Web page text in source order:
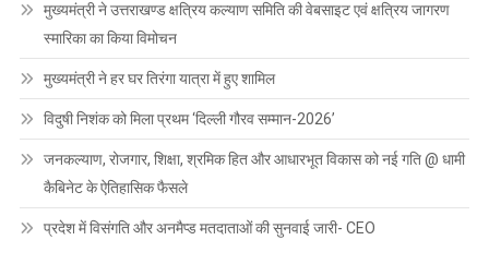
मुख्यमंत्री ने उत्तराखण्ड क्षत्रिय कल्याण समिति की वेबसाइट एवं क्षत्रिय जागरण
स्मारिका का किया विमोचन
मुख्यमंत्री ने हर घर तिरंगा यात्रा में हुए शामिल
विदुषी निशंक को मिला प्रथम ‘दिल्ली गौरव सम्मान-2026’
जनकल्याण, रोजगार, शिक्षा, श्रमिक हित और आधारभूत विकास को नई गति @ धामी
कैबिनेट के ऐतिहासिक फैसले
प्रदेश में विसंगति और अनमैप्ड मतदाताओं की सुनवाई जारी- CEO